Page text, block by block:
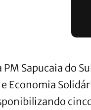
Sapucaia do
Economia